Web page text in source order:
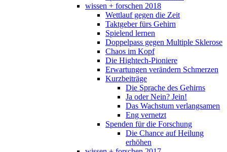
wissen + forschen 2018
Wettlauf gegen die Zeit
Taktgeber fürs Gehirn
Spielend lernen
Doppelpass gegen Multiple Sklerose
Chaos im Kopf
Die Hightech-Pioniere
Erwartungen verändern Schmerzen
Kurzbeiträge
Die Sprache des Gehirns
Ja oder Nein? Jein!
Das Wachstum verlangsamen
Eng vernetzt
Spenden für die Forschung
Die Chance auf Heilung
erhöhen